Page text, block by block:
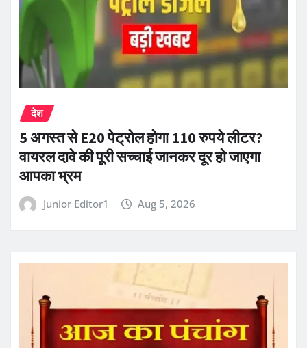
देश
5 अगस्त से E20 पेट्रोल होगा 110 रुपये लीटर?
वायरल दावे की पूरी सच्चाई जानकर दूर हो जाएगा
आपका भ्रम
Junior Editor1 Aug 5, 2026